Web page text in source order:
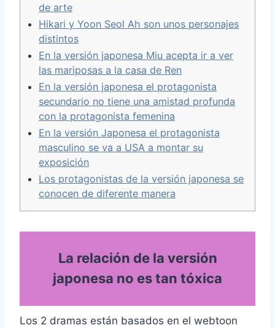
de arte
Hikari y Yoon Seol Ah son unos personajes
distintos
En la versión japonesa Miu acepta ir a ver
las mariposas a la casa de Ren
En la versión japonesa el protagonista
secundario no tiene una amistad profunda
con la protagonista femenina
En la versión Japonesa el protagonista
masculino se va a USA a montar su
exposición
Los protagonistas de la versión japonesa se
conocen de diferente manera
La relación de la versión
japonesa no es tan tóxica
Los 2 dramas están basados en el webtoon